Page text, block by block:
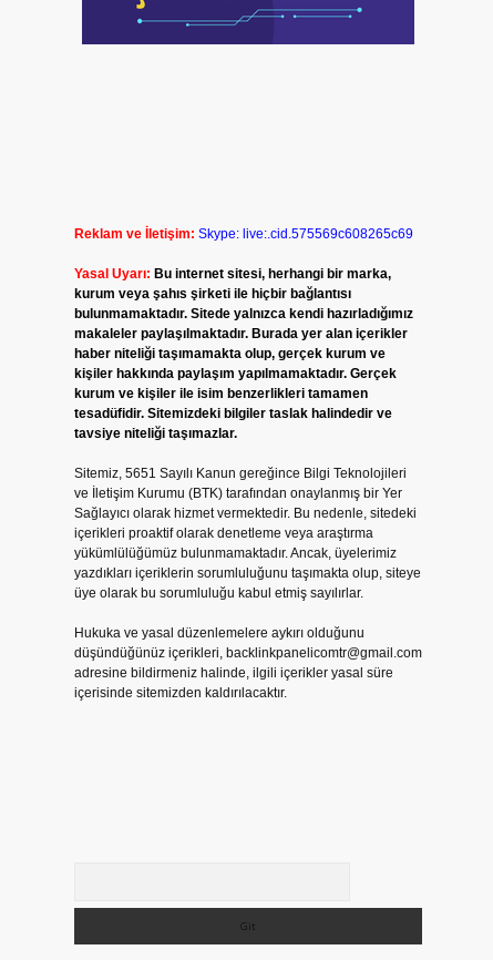
Reklam ve İletişim: Skype: live:.cid.575569c608265c69
Yasal Uyarı: Bu internet sitesi, herhangi bir marka,
kurum veya şahıs şirketi ile hiçbir bağlantısı
bulunmamaktadır. Sitede yalnızca kendi hazırladığımız
makaleler paylaşılmaktadır. Burada yer alan içerikler
haber niteliği taşımamakta olup, gerçek kurum ve
kişiler hakkında paylaşım yapılmamaktadır. Gerçek
kurum ve kişiler ile isim benzerlikleri tamamen
tesadüfidir. Sitemizdeki bilgiler taslak halindedir ve
tavsiye niteliği taşımazlar.
Sitemiz, 5651 Sayılı Kanun gereğince Bilgi Teknolojileri
ve İletişim Kurumu (BTK) tarafından onaylanmış bir Yer
Sağlayıcı olarak hizmet vermektedir. Bu nedenle, sitedeki
içerikleri proaktif olarak denetleme veya araştırma
yükümlülüğümüz bulunmamaktadır. Ancak, üyelerimiz
yazdıkları içeriklerin sorumluluğunu taşımakta olup, siteye
üye olarak bu sorumluluğu kabul etmiş sayılırlar.
Hukuka ve yasal düzenlemelere aykırı olduğunu
düşündüğünüz içerikleri, backlinkpanelicomtr@gmail.com
adresine bildirmeniz halinde, ilgili içerikler yasal süre
içerisinde sitemizden kaldırılacaktır.